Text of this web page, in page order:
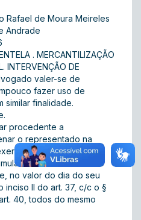
Rafael de Moura Meireles
Andrade
. MERCANTILIZAÇÃO
INTERVENÇÃO DE
valer-se de
fazer uso de
similar finalidade.
procedente a
o representado na
profissional pelo
com multa
no valor do dia do seu
inciso II do art. 37, c/c o §
40, todos do mesmo